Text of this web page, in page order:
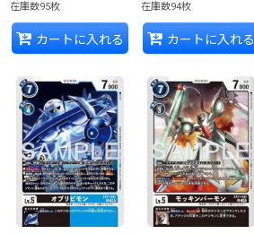
在庫数95枚
カートに入れる
在庫数94枚
カートに入れる